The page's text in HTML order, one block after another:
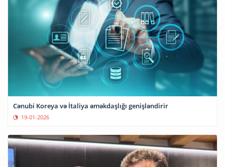
Cənubi Koreya və İtaliya əməkdaşlığı genişləndirir
19-01-2026